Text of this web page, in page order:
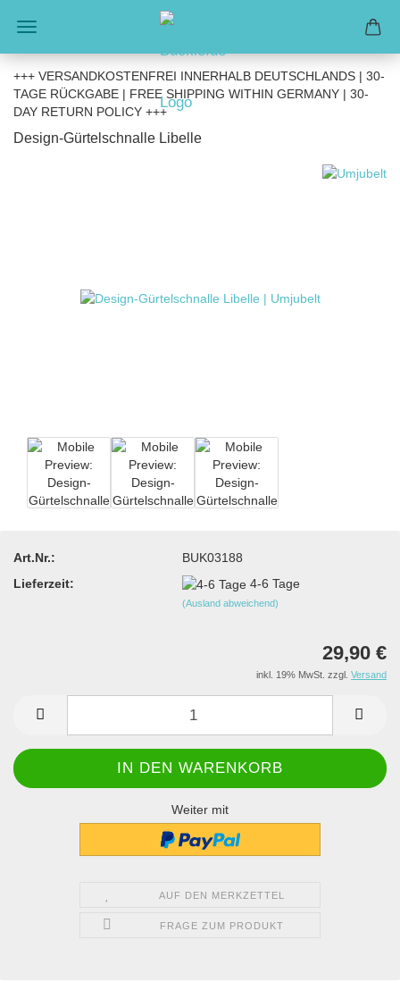
+++ VERSANDKOSTENFREI INNERHALB DEUTSCHLANDS | 30-
TAGE RÜCKGABE | FREE SHIPPING WITHIN GERMANY | 30-
DAY RETURN POLICY +++
Design-Gürtelschnalle Libelle
Art.Nr.:
BUK03188
Lieferzeit:
4-6 Tage
(Ausland abweichend)
29,90 €
inkl. 19% MwSt. zzgl. Versand
Weiter mit
AUF DEN MERKZETTEL
FRAGE ZUM PRODUKT